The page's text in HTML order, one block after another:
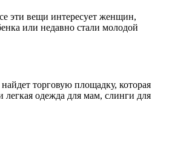
эти вещи интересует женщин,
или недавно стали молодой
торговую площадку, которая
одежда для мам, слинги для